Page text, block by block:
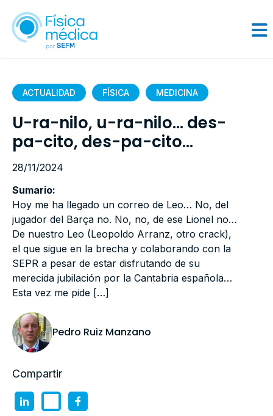
ACTUALIDAD FÍSICA MEDICINA
U-ra-nilo, u-ra-nilo… des-
pa-cito, des-pa-cito…
28/11/2024
Sumario:
Hoy me ha llegado un correo de Leo… No, del
jugador del Barça no. No, no, de ese Lionel no…
De nuestro Leo (Leopoldo Arranz, otro crack),
el que sigue en la brecha y colaborando con la
SEPR a pesar de estar disfrutando de su
merecida jubilación por la Cantabria española…
Esta vez me pide […]
Pedro Ruiz Manzano
Compartir